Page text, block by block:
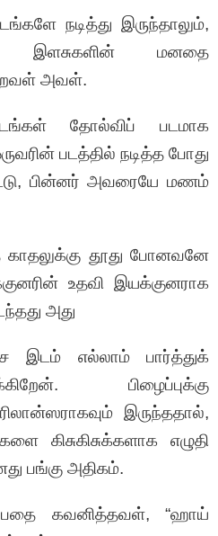
நடித்து இருந்தாலும்,
இளசுகளின் மனதை
அவள்.
தோல்விப் படமாக
படத்தில் நடித்த போது
பின்னர் அவரையே மணம்
தூது போனவனே
உதவி இயக்குனராக
அது
இடம் எல்லாம் பார்த்துக்
பிழைப்புக்கு
இருந்ததால்,
கிசுகிசுக்களாக எழுதி
பங்கு அதிகம்.
கவனித்தவள், “ஹாய்